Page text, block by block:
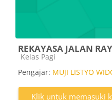
REKAYASA JALAN
Kategori kursus
Kelas Pagi
Pengajar: MUJI LISTYO
Klik untuk memasuki